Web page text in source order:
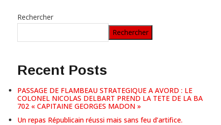
Rechercher
Rechercher
Recent Posts
PASSAGE DE FLAMBEAU STRATEGIQUE A AVORD : LE
COLONEL NICOLAS DELBART PREND LA TETE DE LA BA
702 « CAPITAINE GEORGES MADON »
Un repas Républicain réussi mais sans feu d’artifice.